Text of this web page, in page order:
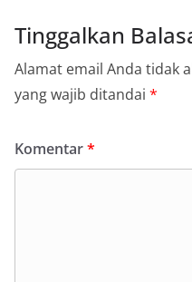
Tinggalkan
Alamat email Anda tidak
yang wajib ditandai *
Komentar*